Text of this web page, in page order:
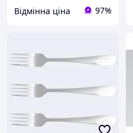
Відмінна ціна 97%